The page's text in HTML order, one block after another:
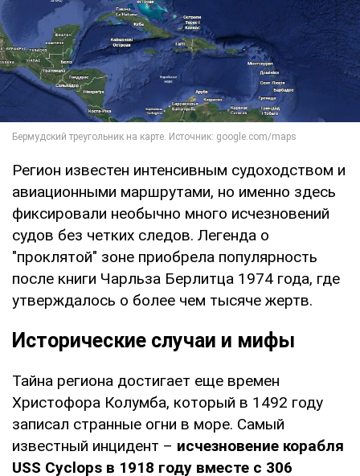
Регион известен интенсивным судоходством и
авиационными маршрутами, но именно здесь
фиксировали необычно много исчезновений
судов без четких следов. Легенда о
"проклятой" зоне приобрела популярность
после книги Чарльза Берлитца 1974 года, где
утверждалось о более чем тысяче жертв.
Исторические случаи и мифы
Тайна региона достигает еще времен
Христофора Колумба, который в 1492 году
записал странные огни в море. Самый
известный инцидент – исчезновение корабля
USS Cyclops в 1918 году вместе с 306